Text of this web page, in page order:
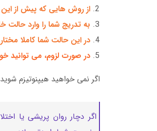
از روش هایی که پیش از
به تدریج شما را وارد حالت
در این حالت شما کاملا
در صورت لزوم، می توانید
اگر نمی خواهید هیپنوتیزم
اگر دچار روان پریشی یا